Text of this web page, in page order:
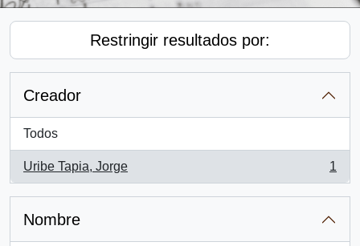
Restringir resultados por:
Creador
Todos
Uribe Tapia, Jorge
, 1 resultados
1
Nombre